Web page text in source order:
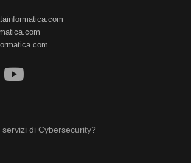
di Cybersecurity?